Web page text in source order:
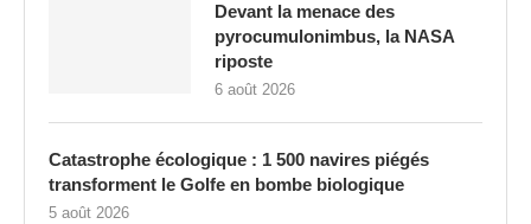
Devant la menace des
pyrocumulonimbus, la NASA
riposte
6 août 2026
Catastrophe écologique : 1 500 navires piégés
transforment le Golfe en bombe biologique
5 août 2026